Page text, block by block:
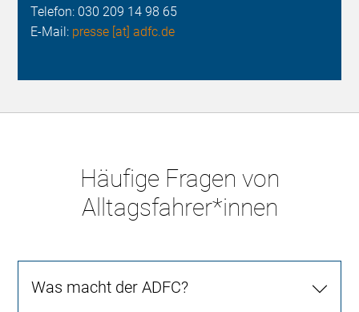
Telefon: 030 209 14 98 65
E-Mail: presse [at] adfc.de
Häufige Fragen von
Alltagsfahrer*innen
Was macht der ADFC?